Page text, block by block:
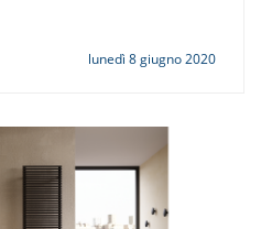
lunedì 8 giugno 2020